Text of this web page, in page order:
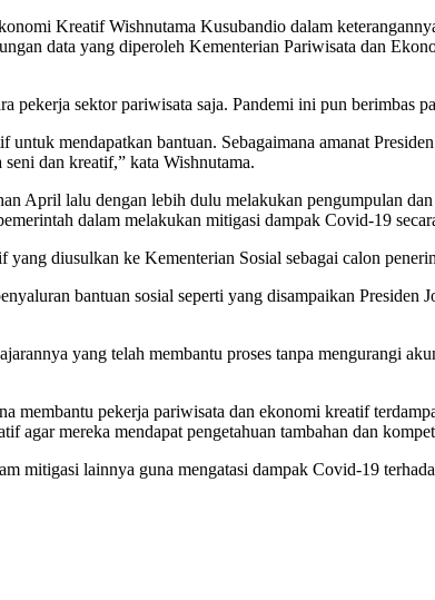
Kreatif Wishnutama Kusubandio dalam
data yang diperoleh Kementerian Pariwisata dan
pekerja sektor pariwisata saja. Pandemi ini pun berimbas
mendapatkan bantuan. Sebagaimana amanat
dan kreatif,” kata Wishnutama.
April lalu dengan lebih dulu melakukan pengumpulan
dalam melakukan mitigasi dampak Covid-19
diusulkan ke Kementerian Sosial sebagai calon
bantuan sosial seperti yang disampaikan Presiden
yang telah membantu proses tanpa mengurangi
membantu pekerja pariwisata dan ekonomi kreatif
agar mereka mendapat pengetahuan tambahan dan
mitigasi lainnya guna mengatasi dampak Covid-19